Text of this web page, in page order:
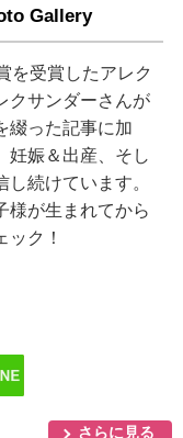
Gallery
を受賞したアレク
クサンダーさんが
綴った記事に加
妊娠＆出産、そし
続けています。
様が生まれてから
ク！
さらに見る